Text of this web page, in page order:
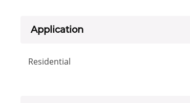
Application
Residential